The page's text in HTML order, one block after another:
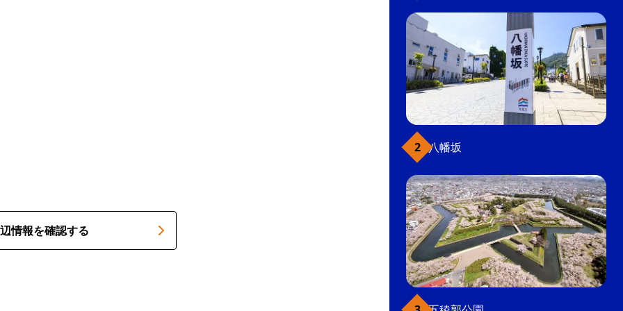
情報を確認する
八幡坂